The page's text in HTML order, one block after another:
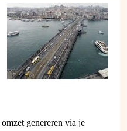
genereren via je